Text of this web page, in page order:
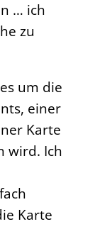
… ich
zu
um die
einer
Karte
wird. Ich
Karte